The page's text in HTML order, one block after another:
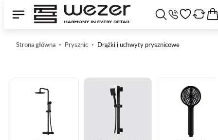
Strona główna Prysznic Drążki i uchwyty prysznicowe